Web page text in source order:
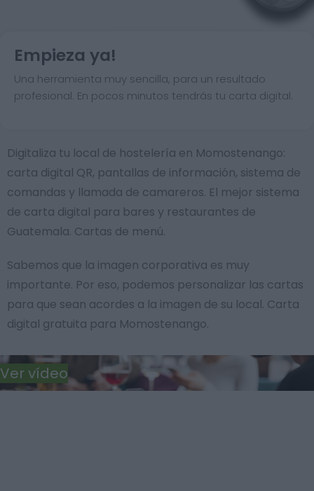
Empieza ya!
Una herramienta muy sencilla, para un resultado
profesional. En pocos minutos tendrás tu carta digital.
Digitaliza tu local de hostelería en Momostenango:
carta digital QR, pantallas de información, sistema de
comandas y llamada de camareros. El mejor sistema
de carta digital para bares y restaurantes de
Guatemala. Cartas de menú.
Sabemos que la imagen corporativa es muy
importante. Por eso, podemos personalizar las cartas
para que sean acordes a la imagen de su local. Carta
digital gratuita para Momostenango.
Ver vídeo